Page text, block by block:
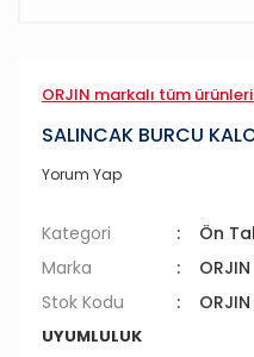
ORJIN markalı tüm
SALINCAK BURCU
Yorum Yap
Kategori
Ön
Marka
ORJIN
Stok Kodu
UYUMLULUK